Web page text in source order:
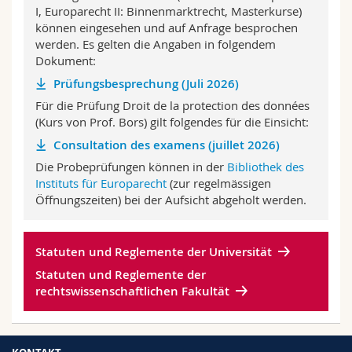
Math.-Nat. und Med. Fak.
Interfakultär
Mitarbeitende
Doktorierende
Webmail
Vorlesungsverzeichnis
I, Europarecht II: Binnenmarktrecht, Masterkurse)
können eingesehen und auf Anfrage besprochen
werden. Es gelten die Angaben in folgendem
Dokument:
Prüfungsbesprechung (Juli 2026)
Für die Prüfung Droit de la protection des données
(Kurs von Prof. Bors) gilt folgendes für die Einsicht:
Consultation des examens (juillet 2026)
Die Probeprüfungen können in der Bibliothek des
Instituts für Europarecht (zur regelmässigen
Öffnungszeiten) bei der Aufsicht abgeholt werden.
Statuten und Reglemente der Universität
Statuten und Reglemente der
rechtswissenschaftlichen Fakultät